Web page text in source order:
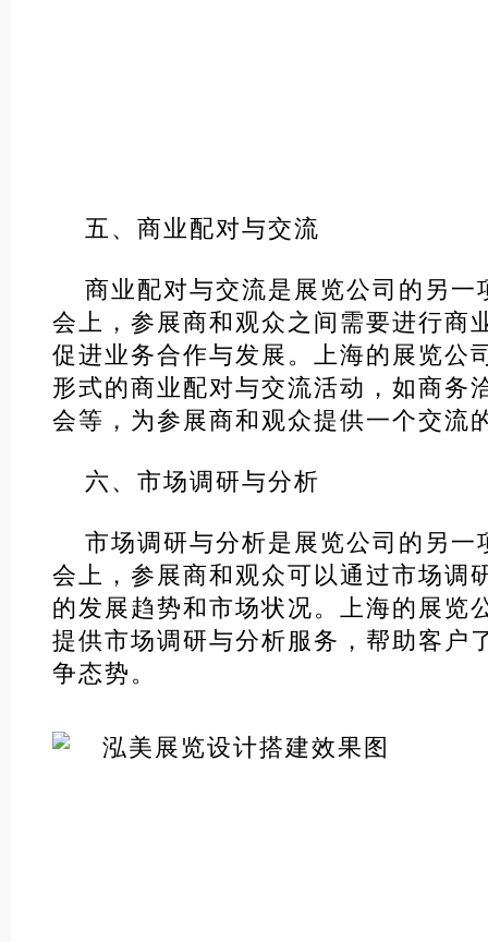
五、商业配对与交流
商业配对与交流是展览公司的另一
会上，参展商和观众之间需要进行商
促进业务合作与发展。上海的展览公
形式的商业配对与交流活动，如商务
会等，为参展商和观众提供一个交流
六、市场调研与分析
市场调研与分析是展览公司的另一
会上，参展商和观众可以通过市场调
的发展趋势和市场状况。上海的展览
提供市场调研与分析服务，帮助客户
争态势。